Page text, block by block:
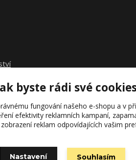
byste rádi své
fungování našeho e-shopu a v
efektivity reklamních kampaní,
reklam odpovídajících vašim
Nastavení Souhlasím